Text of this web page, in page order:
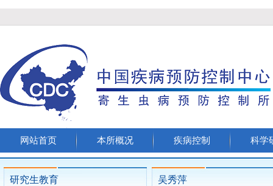
网站首页 本所概况 疾病控制 科学
研究生教育 吴秀萍